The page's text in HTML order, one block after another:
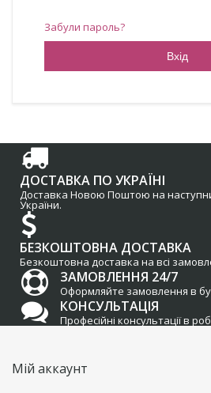
Забули пароль?
Вхід
ДОСТАВКА ПО УКРАЇНІ
Доставка Новою Поштою на
України.
БЕЗКОШТОВНА ДОСТАВКА
Безкоштовна доставка на всі
ЗАМОВЛЕННЯ 24/7
Оформляйте замовлення в
КОНСУЛЬТАЦІЯ
Професійні консультації в
Мій аккаунт